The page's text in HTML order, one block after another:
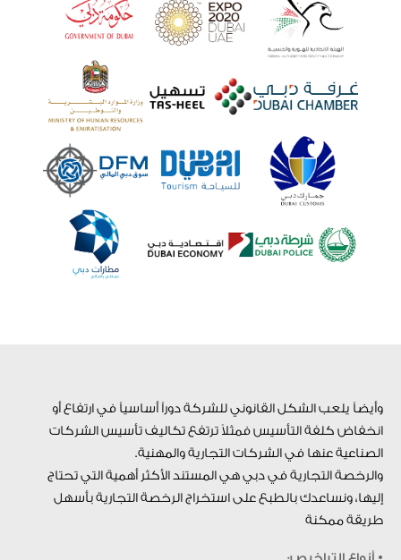
وأيضاً يلعب الشكل القانوني للشركة دوراً أساسياً في ارتفاع أو
انخفاض كلفة التأسيس فمثلاً ترتفع تكاليف تأسيس الشركات
الصناعية عنها في الشركات التجارية والمهنية.
والرخصة التجارية في دبي هي المستند الأكثر أهمية التي تحتاج
إليها، ونساعدك بالطبع على استخراج الرخصة التجارية بأسهل
طريقة ممكنة